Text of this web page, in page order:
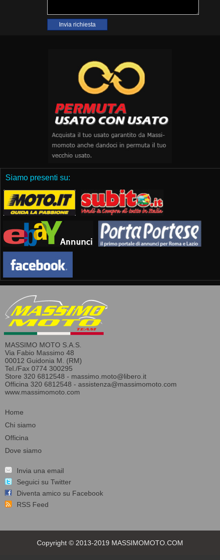
Siamo presenti su:
MASSIMO MOTO S.A.S.
Via Fabio Massimo 48
00012 Guidonia M. (RM)
Tel./Fax 0774 300295
Store 320 6812548 - massimo.moto@libero.it
Officina 320 6812548 - assistenza@massimomoto.com
www.massimomoto.com
Home
Chi siamo
Officina
Dove siamo
Invia una email
Seguici su Twitter
Diventa amico su Facebook
RSS Feed
Copyright © 2013-2019 MASSIMOMOTO.COM